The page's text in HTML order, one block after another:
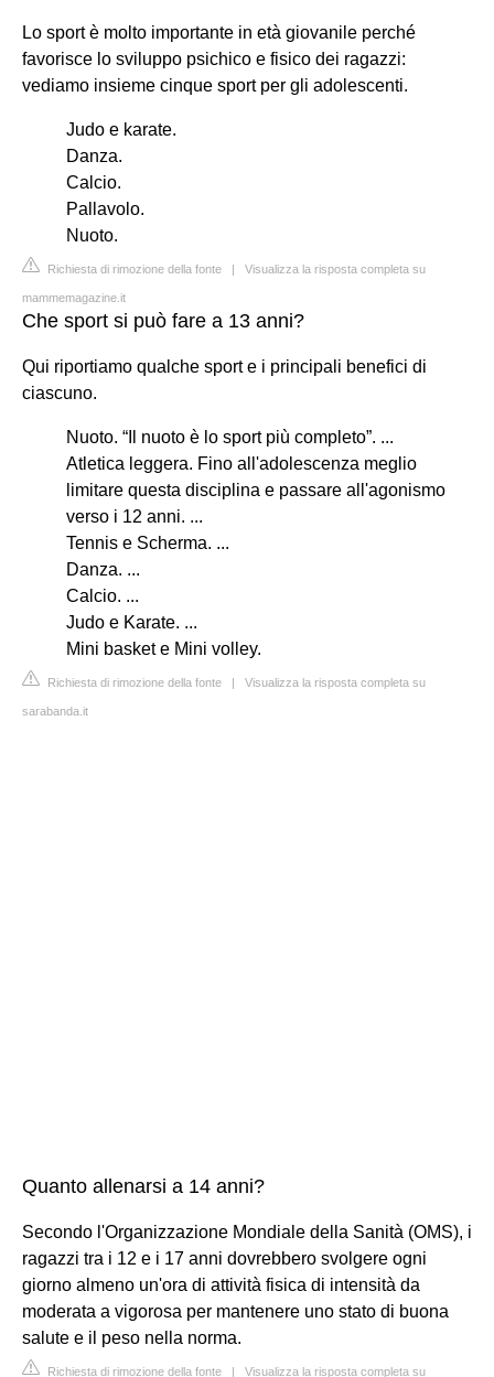
Lo sport è molto importante in età giovanile perché
favorisce lo sviluppo psichico e fisico dei ragazzi:
vediamo insieme cinque sport per gli adolescenti.
Judo e karate.
Danza.
Calcio.
Pallavolo.
Nuoto.
Richiesta di rimozione della fonte | Visualizza la risposta completa su
mammemagazine.it
Che sport si può fare a 13 anni?
Qui riportiamo qualche sport e i principali benefici di
ciascuno.
Nuoto. “Il nuoto è lo sport più completo”. ...
Atletica leggera. Fino all'adolescenza meglio
limitare questa disciplina e passare all'agonismo
verso i 12 anni. ...
Tennis e Scherma. ...
Danza. ...
Calcio. ...
Judo e Karate. ...
Mini basket e Mini volley.
Richiesta di rimozione della fonte | Visualizza la risposta completa su
sarabanda.it
Quanto allenarsi a 14 anni?
Secondo l'Organizzazione Mondiale della Sanità (OMS), i
ragazzi tra i 12 e i 17 anni dovrebbero svolgere ogni
giorno almeno un'ora di attività fisica di intensità da
moderata a vigorosa per mantenere uno stato di buona
salute e il peso nella norma.
Richiesta di rimozione della fonte | Visualizza la risposta completa su